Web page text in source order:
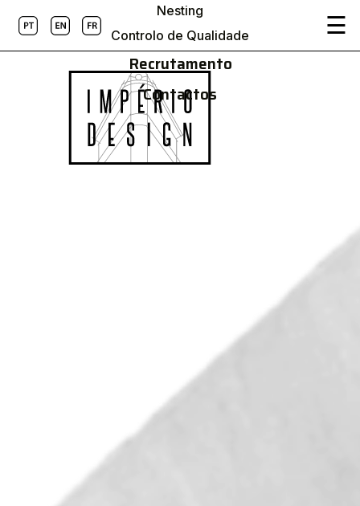
☰
Nesting
Controlo de Qualidade
Recrutamento
Contactos